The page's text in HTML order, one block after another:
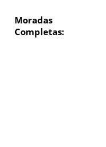
Moradas
Completas: